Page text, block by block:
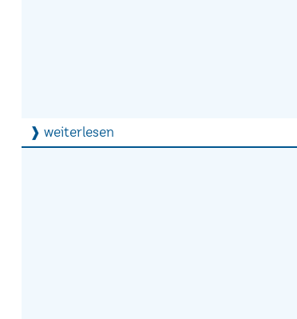
❱ weiterlesen